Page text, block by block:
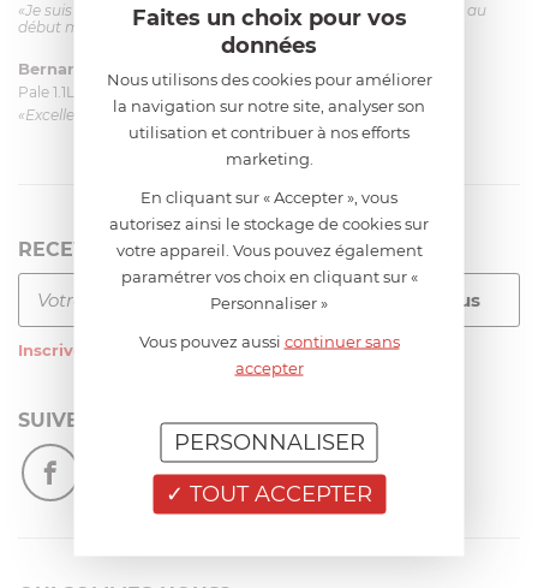
«Je suis satisfaite du couteau Magimix. L'écrou est un peu dur au
début mais ça le fait. La livraison a été très rapide. ...»
Bernard
Pale 1.1L pour Glacier Magimix 11031/121/123/124
«Excellent: produit et livraison»
RECEVEZ LA NEWSLETTER
Inscrivez-vous à notre newsletter
SUIVEZ-NOUS
Faites un choix pour vos
données
Nous utilisons des cookies pour améliorer
la navigation sur notre site, analyser son
utilisation et contribuer à nos efforts
marketing.
En cliquant sur « Accepter », vous
autorisez ainsi le stockage de cookies sur
votre appareil. Vous pouvez également
paramétrer vos choix en cliquant sur «
Personnaliser »
Vous pouvez aussi continuer sans
accepter
TOUT ACCEPTER
PERSONNALISER